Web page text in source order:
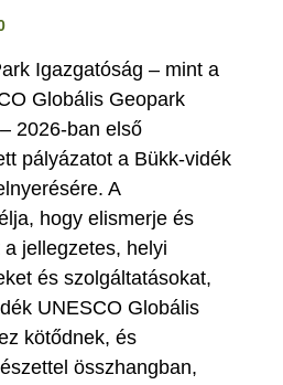
Igazgatóság – mint a
Globális Geopark
2026-ban első
pályázatot a Bükk-vidék
A
hogy elismerje és
jellegzetes, helyi
és szolgáltatásokat,
UNESCO Globális
kötődnek, és
összhangban,